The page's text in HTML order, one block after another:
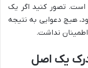
است. تصور کنید اگر یک
هیچ دعوایی به نتیجه
نداشت.
یک اصل